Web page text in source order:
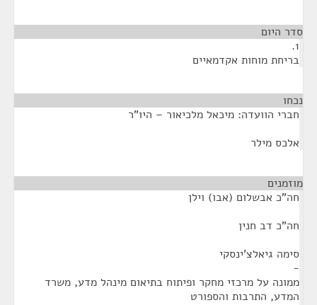
סדר היום
1.
בריחת מוחות אקדמאיים
נכחו
חברי הוועדה: מיכאל מלכיאור – היו"ר
אלכס מילר
מוזמנים
חה"כ אבשלום (אבו) וילן
חה"כ דב חנין
סימה גיאלצ'ינסקי
-
ממונה על מרכזי מחקר ופיתוח בתיאום מינהל מדע, משרד
המדע, התרבות והספורט